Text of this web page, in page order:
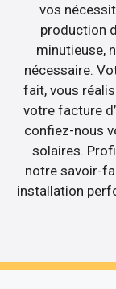
vos
production
minutieuse,
nécessaire.
fait, vous
votre facture
confiez-nous
solaires.
notre savoir-
installation